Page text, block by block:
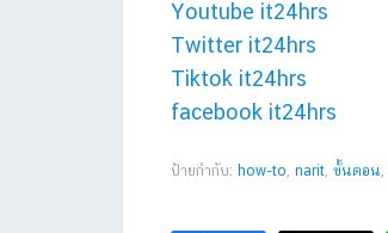
Youtube it24hrs
Twitter it24hrs
Tiktok it24hrs
facebook it24hrs
ป้ายกำกับ: how-to, narit, ขั้นตอน,